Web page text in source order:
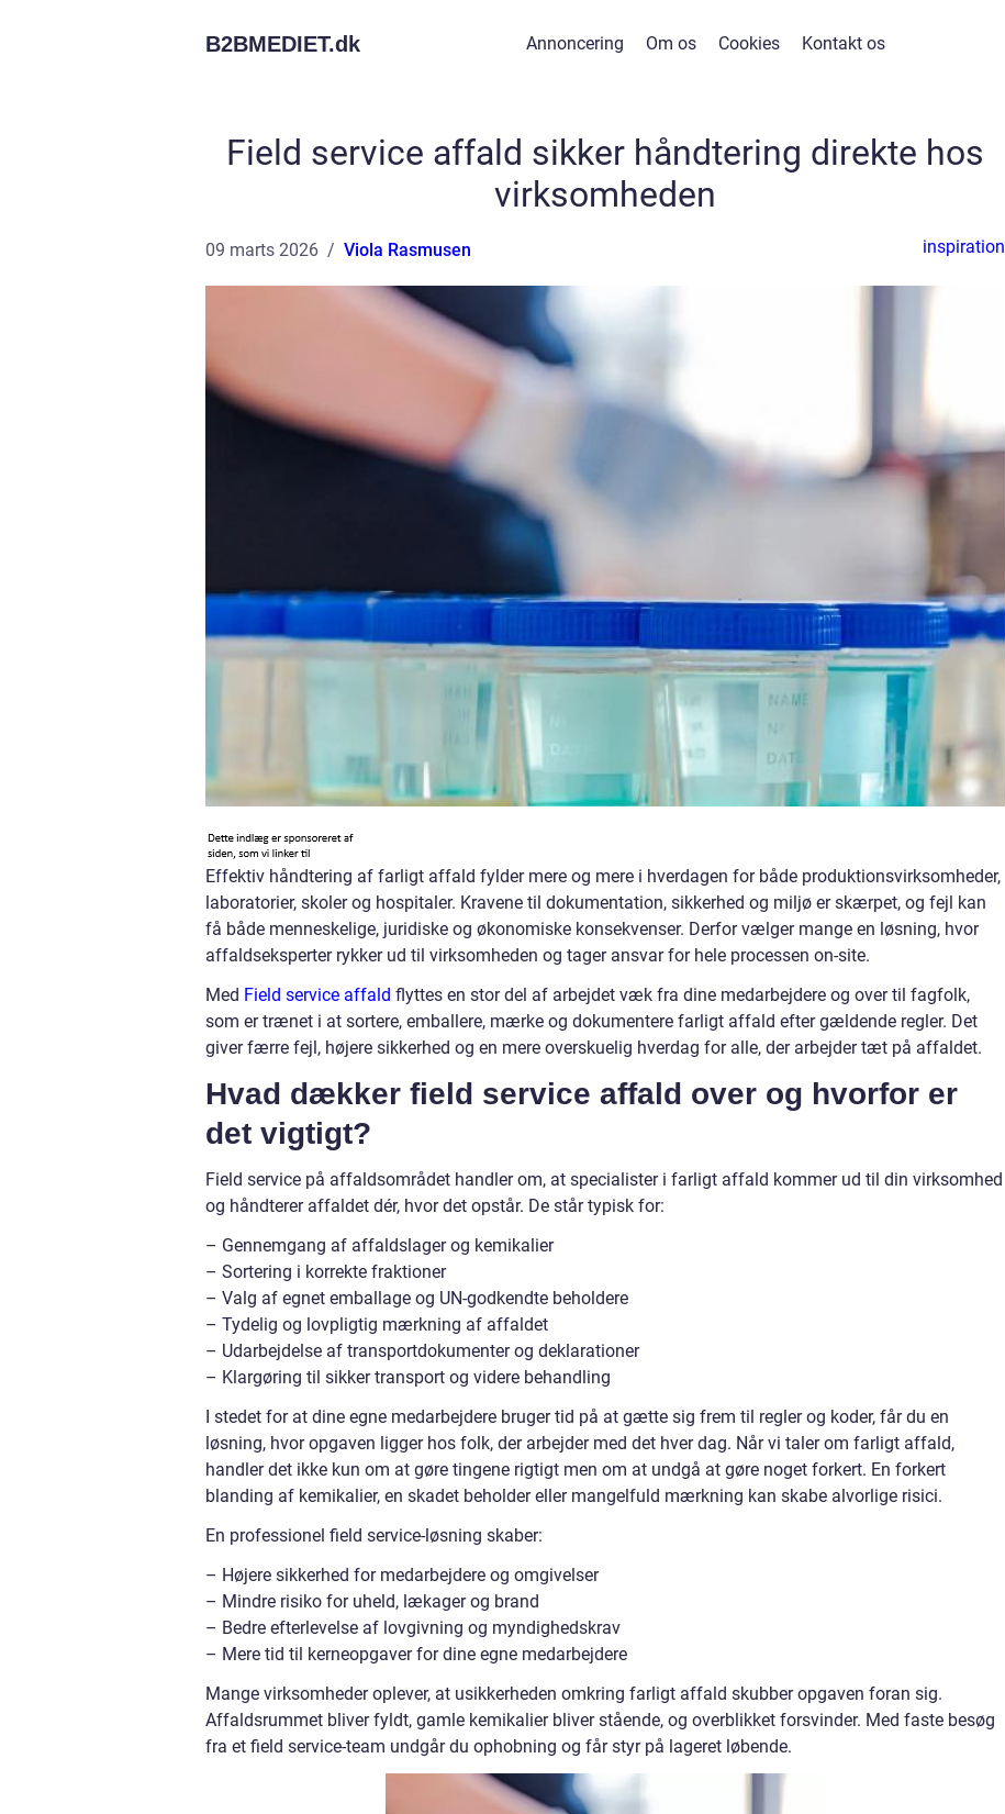
B2BMEDIET.dk Annoncering Om os Cookies Kontakt os
Field service affald sikker håndtering direkte hos
virksomheden
09 marts 2026 Viola Rasmusen inspiration
Effektiv håndtering af farligt affald fylder mere og mere i hverdagen for både produktionsvirksomheder,
laboratorier, skoler og hospitaler. Kravene til dokumentation, sikkerhed og miljø er skærpet, og fejl kan
få både menneskelige, juridiske og økonomiske konsekvenser. Derfor vælger mange en løsning, hvor
affaldseksperter rykker ud til virksomheden og tager ansvar for hele processen on-site.
Med Field service affald flyttes en stor del af arbejdet væk fra dine medarbejdere og over til fagfolk,
som er trænet i at sortere, emballere, mærke og dokumentere farligt affald efter gældende regler. Det
giver færre fejl, højere sikkerhed og en mere overskuelig hverdag for alle, der arbejder tæt på affaldet.
Hvad dækker field service affald over og hvorfor er
det vigtigt?
Field service på affaldsområdet handler om, at specialister i farligt affald kommer ud til din virksomhed
og håndterer affaldet dér, hvor det opstår. De står typisk for:
– Gennemgang af affaldslager og kemikalier
– Sortering i korrekte fraktioner
– Valg af egnet emballage og UN-godkendte beholdere
– Tydelig og lovpligtig mærkning af affaldet
– Udarbejdelse af transportdokumenter og deklarationer
– Klargøring til sikker transport og videre behandling
I stedet for at dine egne medarbejdere bruger tid på at gætte sig frem til regler og koder, får du en
løsning, hvor opgaven ligger hos folk, der arbejder med det hver dag. Når vi taler om farligt affald,
handler det ikke kun om at gøre tingene rigtigt men om at undgå at gøre noget forkert. En forkert
blanding af kemikalier, en skadet beholder eller mangelfuld mærkning kan skabe alvorlige risici.
En professionel field service-løsning skaber:
– Højere sikkerhed for medarbejdere og omgivelser
– Mindre risiko for uheld, lækager og brand
– Bedre efterlevelse af lovgivning og myndighedskrav
– Mere tid til kerneopgaver for dine egne medarbejdere
Mange virksomheder oplever, at usikkerheden omkring farligt affald skubber opgaven foran sig.
Affaldsrummet bliver fyldt, gamle kemikalier bliver stående, og overblikket forsvinder. Med faste besøg
fra et field service-team undgår du ophobning og får styr på lageret løbende.